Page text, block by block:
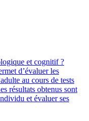
et cognitif ?
d’évaluer les
au cours de tests
résultats obtenus sont
et évaluer ses